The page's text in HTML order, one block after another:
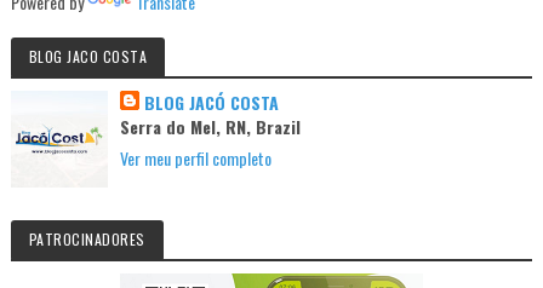
BLOG JACO COSTA
BLOG JACÓ COSTA
Serra do Mel, RN, Brazil
Ver meu perfil completo
PATROCINADORES